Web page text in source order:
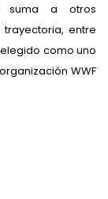
suma a otros
entre
como uno
WWF